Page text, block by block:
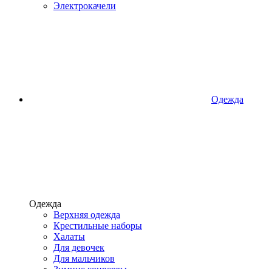
Электрокачели
Одежда
Одежда
Верхняя одежда
Крестильные наборы
Халаты
Для девочек
Для мальчиков